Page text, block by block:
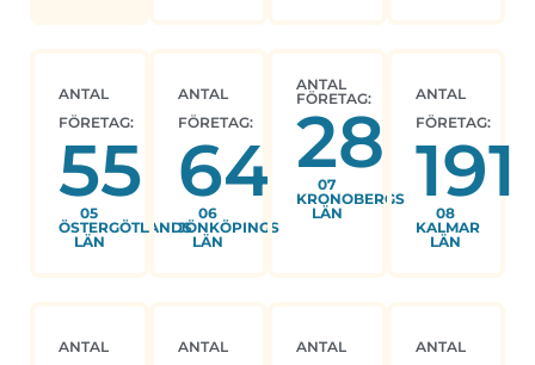
ANTAL
FÖRETAG:
55
05
ÖSTERGÖTLANDS
LÄN
ANTAL
FÖRETAG:
64
06
JÖNKÖPINGS
LÄN
ANTAL
FÖRETAG:
28
07
KRONOBERGS
LÄN
ANTAL
FÖRETAG:
191
08
KALMAR
LÄN
ANTAL
ANTAL
ANTAL
ANTAL